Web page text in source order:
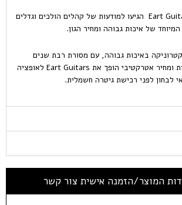
בשנים האחרונות Eart Guitars הגיעו למודעות של קהלים הולכים וגדלים
של איכות גבוהה ומחיר הגון.
באיכות גבוהה, עם מסורת רבת שנים
בייצור גיטרות חשמליות ומחיר אטרקטיבי הופך את Eart Guitars לאופציה
לבחון לפני רכישת גיטרה חשמלית.
המוצר/הזמנה אישית צור קשר